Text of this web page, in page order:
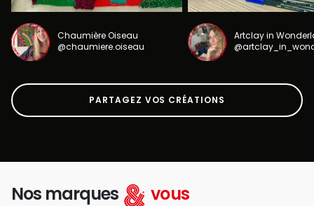
Chaumière Oiseau
@chaumiere.oiseau
Artclay in
PARTAGEZ VOS CRÉATIONS
Nos marques vous